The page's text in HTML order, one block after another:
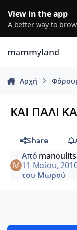
View in the app
A better way to
mammyland
Αρχή
ΚΑΙ ΠΑΛΙ
Share
Από
11 Μαίου,
του Μωρού